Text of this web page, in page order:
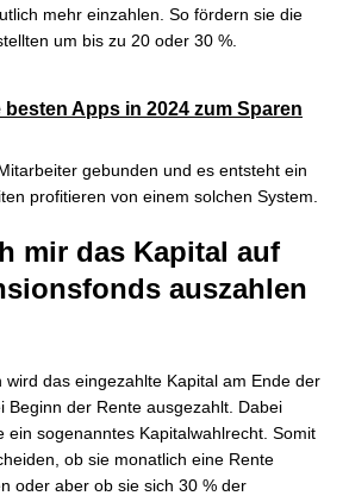
mehr einzahlen. So fördern sie die
um bis zu 20 oder 30 %.
besten Apps in 2024 zum Sparen
gebunden und es entsteht ein
profitieren von einem solchen System.
mir das Kapital auf
auszahlen
wird das eingezahlte Kapital am Ende der
Beginn der Rente ausgezahlt. Dabei
ein sogenanntes Kapitalwahlrecht. Somit
ob sie monatlich eine Rente
oder aber ob sie sich 30 % der